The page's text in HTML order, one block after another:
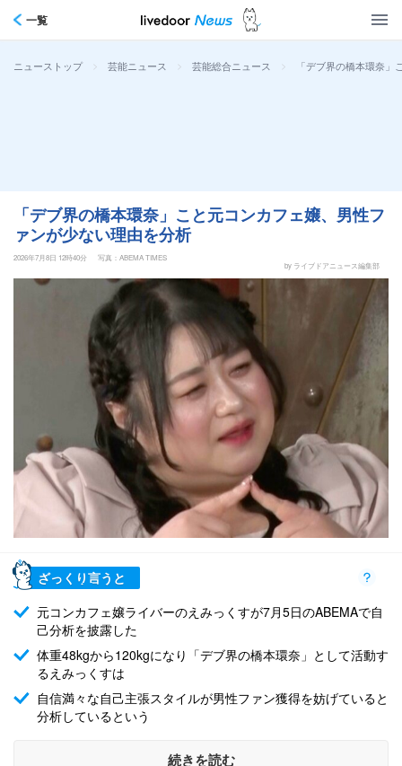
一覧
ニューストップ > 芸能ニュース > 芸能総合ニュース > 「デブ界の橋本環奈
「デブ界の橋本環奈」こと元コンカフェ嬢、男性フ
ァンが少ない理由を分析
2026年7月8日 12時40分
写真：ABEMA TIMES
by ライブドアニュース編集部
ざっくり言うと
元コンカフェ嬢ライバーのえみっくすが7月5日のABEMAで自
己分析を披露した
体重48kgから120kgになり「デブ界の橋本環奈」として活動す
るえみっくすは
自信満々な自己主張スタイルが男性ファン獲得を妨げていると
分析しているという
続きを読む